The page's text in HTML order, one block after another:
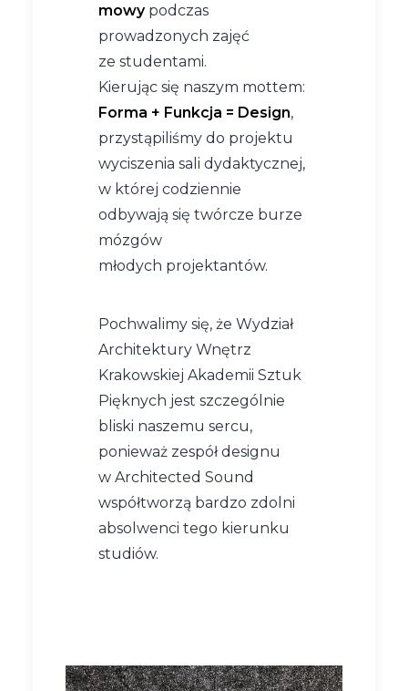
mowypodczas
prowadzonych zajęć
ze studentami.
Kierując się naszym mottem:
Forma + Funkcja = Design,
przystąpiliśmy do projektu
wyciszenia sali dydaktycznej,
w której codziennie
odbywają się twórcze burze
mózgów
młodych projektantów.
Pochwalimy się, że Wydział
Architektury Wnętrz
Krakowskiej Akademii Sztuk
Pięknych jest szczególnie
bliski naszemu sercu,
ponieważ zespół designu
w Architected Sound
współtworzą bardzo zdolni
absolwenci tego kierunku
studiów.